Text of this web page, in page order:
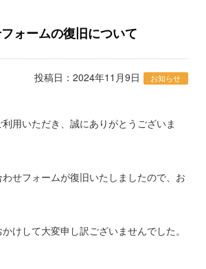
ォームの復旧について
投稿日：2024年11月9日 お知らせ
用いただき、誠にありがとうございま
せフォームが復旧いたしましたので、お
けして大変申し訳ございませんでした。